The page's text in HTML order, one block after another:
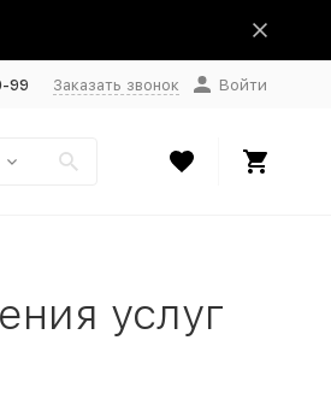
99 Заказать звонок Войти
услуг